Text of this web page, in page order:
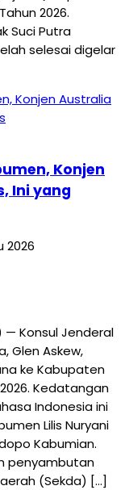
2026.
Suci Putra
selesai digelar
Konjen
Ini yang
2026
— Konsul Jenderal
Glen Askew,
ke Kabupaten
Kedatangan
Indonesia ini
Lilis Nuryani
Kabumian.
penyambutan
(Sekda) […]